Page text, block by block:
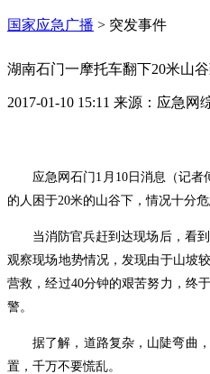
国家应急广播 > 突发事件
湖南石门一摩托车翻下20米山
2017-01-10 15:11 来源： 应急网
应急网石门1月10日消息（记
的人困于20米的山谷下，情况十分
当消防官兵赶到达现场后，看
观察现场地势情况，发现由于山坡
营救，经过40分钟的艰苦努力，终
警。
据了解，道路复杂，山陡弯曲
置，千万不要慌乱。